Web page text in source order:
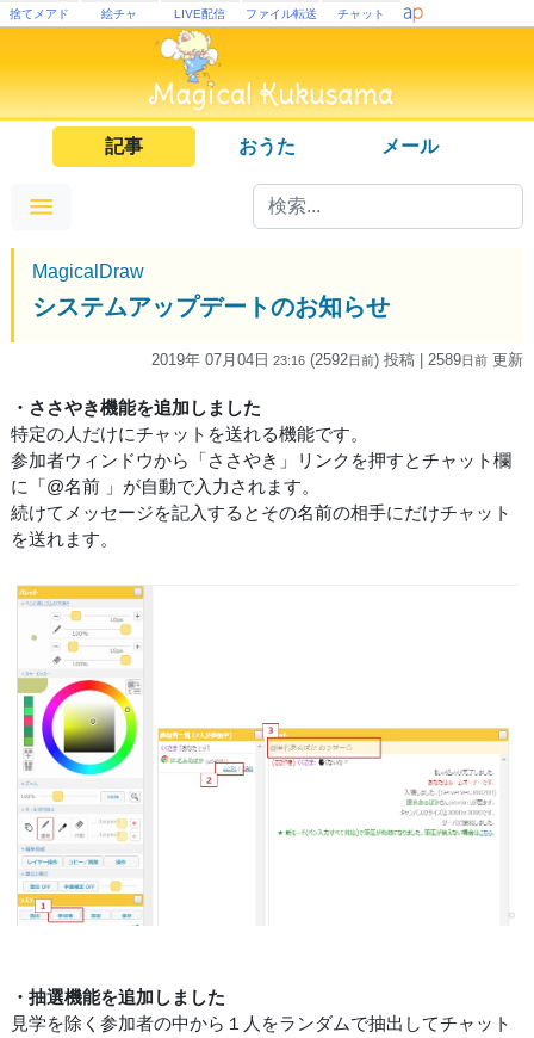
捨てメアド 絵チャ LIVE配信 ファイル転送 チャット
記事 おうた メール
MagicalDraw
システムアップデートのお知らせ
2019年 07月04日 23:16 (2592日前) 投稿 | 2589日前 更新
・ささやき機能を追加しました
特定の人だけにチャットを送れる機能です。
参加者ウィンドウから「ささやき」リンクを押すとチャット欄
に「@名前 」が自動で入力されます。
続けてメッセージを記入するとその名前の相手にだけチャット
を送れます。
・抽選機能を追加しました
見学を除く参加者の中から１人をランダムで抽出してチャット